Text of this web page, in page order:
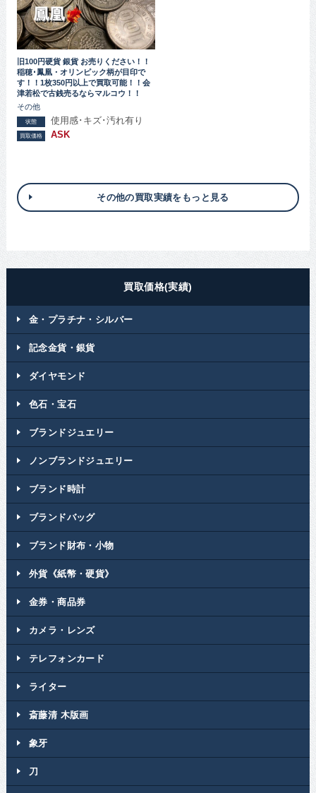
旧100円硬貨 銀貨 お売りください！！
稲穂･鳳凰・オリンピック柄が目印で
す！！1枚350円以上で買取可能！！会
津若松で古銭売るならマルコウ！！
その他
状態 使用感･キズ･汚れ有り
買取価格 ASK
その他の買取実績をもっと見る
買取価格(実績)
金・プラチナ・シルバー
記念金貨・銀貨
ダイヤモンド
色石・宝石
ブランドジュエリー
ノンブランドジュエリー
ブランド時計
ブランドバッグ
ブランド財布・小物
外貨《紙幣・硬貨》
金券・商品券
カメラ・レンズ
テレフォンカード
ライター
斎藤清 木版画
象牙
刀